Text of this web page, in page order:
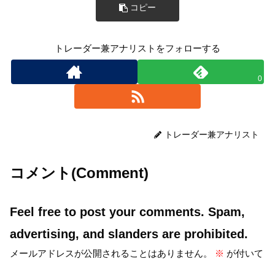
コピー
トレーダー兼アナリストをフォローする
0
トレーダー兼アナリスト
コメント(Comment)
Feel free to post your comments. Spam,
advertising, and slanders are prohibited.
メールアドレスが公開されることはありません。 ※ が付いて